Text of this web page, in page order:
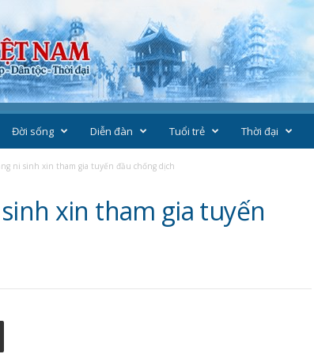
Đời sống Diễn đàn Tuổi trẻ Thời đại
ni sinh xin tham gia tuyến đầu chống dịch
xin tham gia tuyến